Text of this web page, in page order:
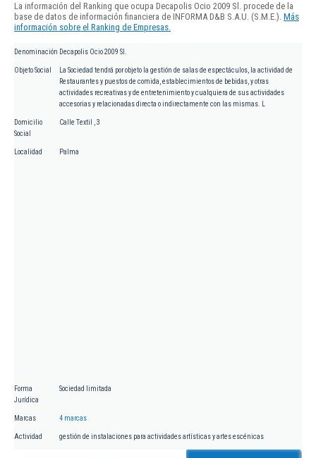
La información del Ranking que ocupa Decapolis Ocio 2009 Sl. procede de la
base de datos de información financiera de INFORMA D&B S.A.U. (S.M.E.). Más
información sobre el Ranking de Empresas.
Denominación Decapolis Ocio 2009 Sl.
Objeto Social
La Sociedad tendrá por objeto la gestión de salas de espectáculos, la actividad de
Restaurantes y puestos de comida, establecimientos de bebidas, y otras
actividades recreativas y de entretenimiento y cualquiera de sus actividades
accesorias y relacionadas directa o indirectamente con las mismas. L
Domicilio
Social
Calle Textil , 3
Localidad Palma
Forma
Jurídica
Sociedad limitada
Marcas 4 marcas
Actividad gestión de instalaciones para actividades artísticas y artes escénicas